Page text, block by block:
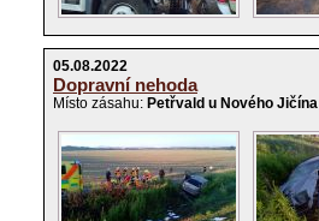
05.08.2022
Dopravní nehoda
Místo zásahu: Petřvald u Nového Jičína